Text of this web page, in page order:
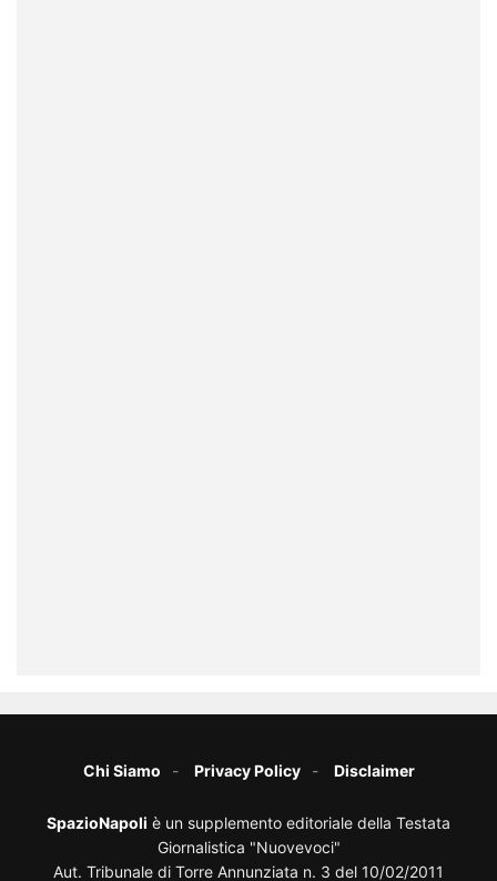
Chi Siamo Privacy Policy Disclaimer
SpazioNapoli è un supplemento editoriale della Testata
Giornalistica "Nuovevoci"
Aut. Tribunale di Torre Annunziata n. 3 del 10/02/2011